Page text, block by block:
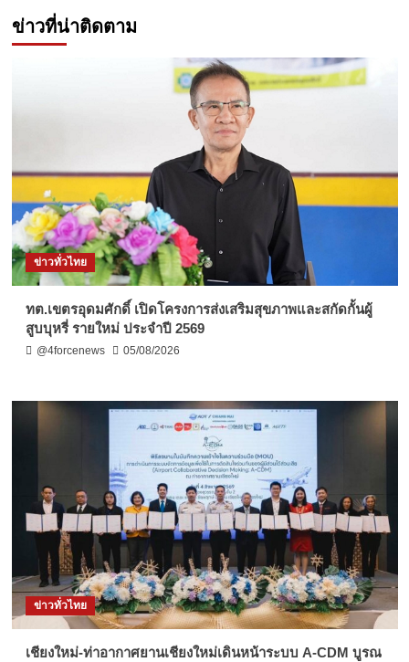
ข่าวที่น่าติดตาม
ข่าวทั่วไทย
ทต.เขตรอุดมศักดิ์ เปิดโครงการส่งเสริมสุขภาพและสกัดกั้นผู้
สูบบุหรี่ รายใหม่ ประจำปี 2569
@4forcenews 05/08/2026
ข่าวทั่วไทย
เชียงใหม่-ท่าอากาศยานเชียงใหม่เดินหน้าระบบ A-CDM บูรณ